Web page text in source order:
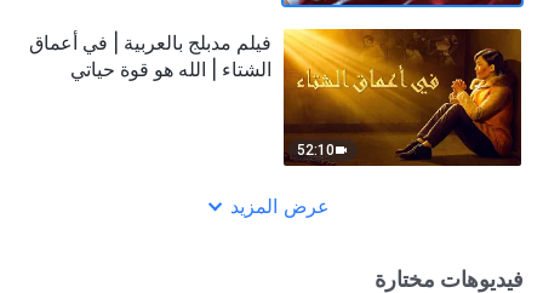
52:10
فيلم مدبلج بالعربية | في أعماق
الشتاء | الله هو قوة حياتي
عرض المزيد
فيديوهات مختارة